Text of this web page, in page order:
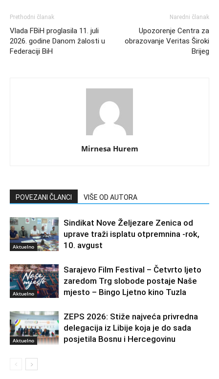
Prethodni članak
Vlada FBiH proglasila 11. juli
2026. godine Danom žalosti u
Federaciji BiH
Naredni članak
Upozorenje Centra za
obrazovanje Veritas Široki
Brijeg
Mirnesa Hurem
POVEZANI ČLANCI VIŠE OD AUTORA
Aktuelno
Sindikat Nove Željezare Zenica od
uprave traži isplatu otpremnina -rok,
10. avgust
Aktuelno
Sarajevo Film Festival – Četvrto ljeto
zaredom Trg slobode postaje Naše
mjesto – Bingo Ljetno kino Tuzla
Aktuelno
ZEPS 2026: Stiže najveća privredna
delegacija iz Libije koja je do sada
posjetila Bosnu i Hercegovinu